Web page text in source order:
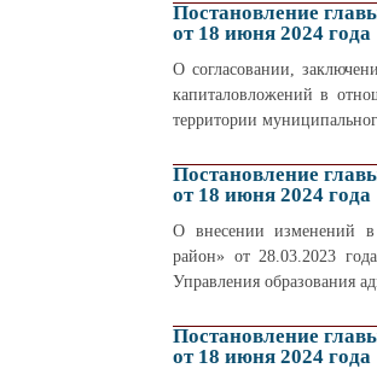
Постановление
от 18 июня 2024 года
О согласовании,
капиталовложений в
территории
Постановление
от 18 июня 2024 года
О внесении изменений в
район» от 28.03.2023
Управления образования
Постановление
от 18 июня 2024 года